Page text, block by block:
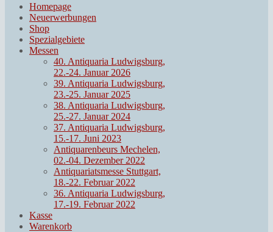
Homepage
Neuerwerbungen
Shop
Spezialgebiete
Messen
40. Antiquaria Ludwigsburg,
22.-24. Januar 2026
39. Antiquaria Ludwigsburg,
23.-25. Januar 2025
38. Antiquaria Ludwigsburg,
25.-27. Januar 2024
37. Antiquaria Ludwigsburg,
15.-17. Juni 2023
Antiquarenbeurs Mechelen,
02.-04. Dezember 2022
Antiquariatsmesse Stuttgart,
18.-22. Februar 2022
36. Antiquaria Ludwigsburg,
17.-19. Februar 2022
Kasse
Warenkorb